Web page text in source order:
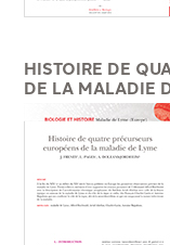
HISTOIRE DE
DE LA MALADIE